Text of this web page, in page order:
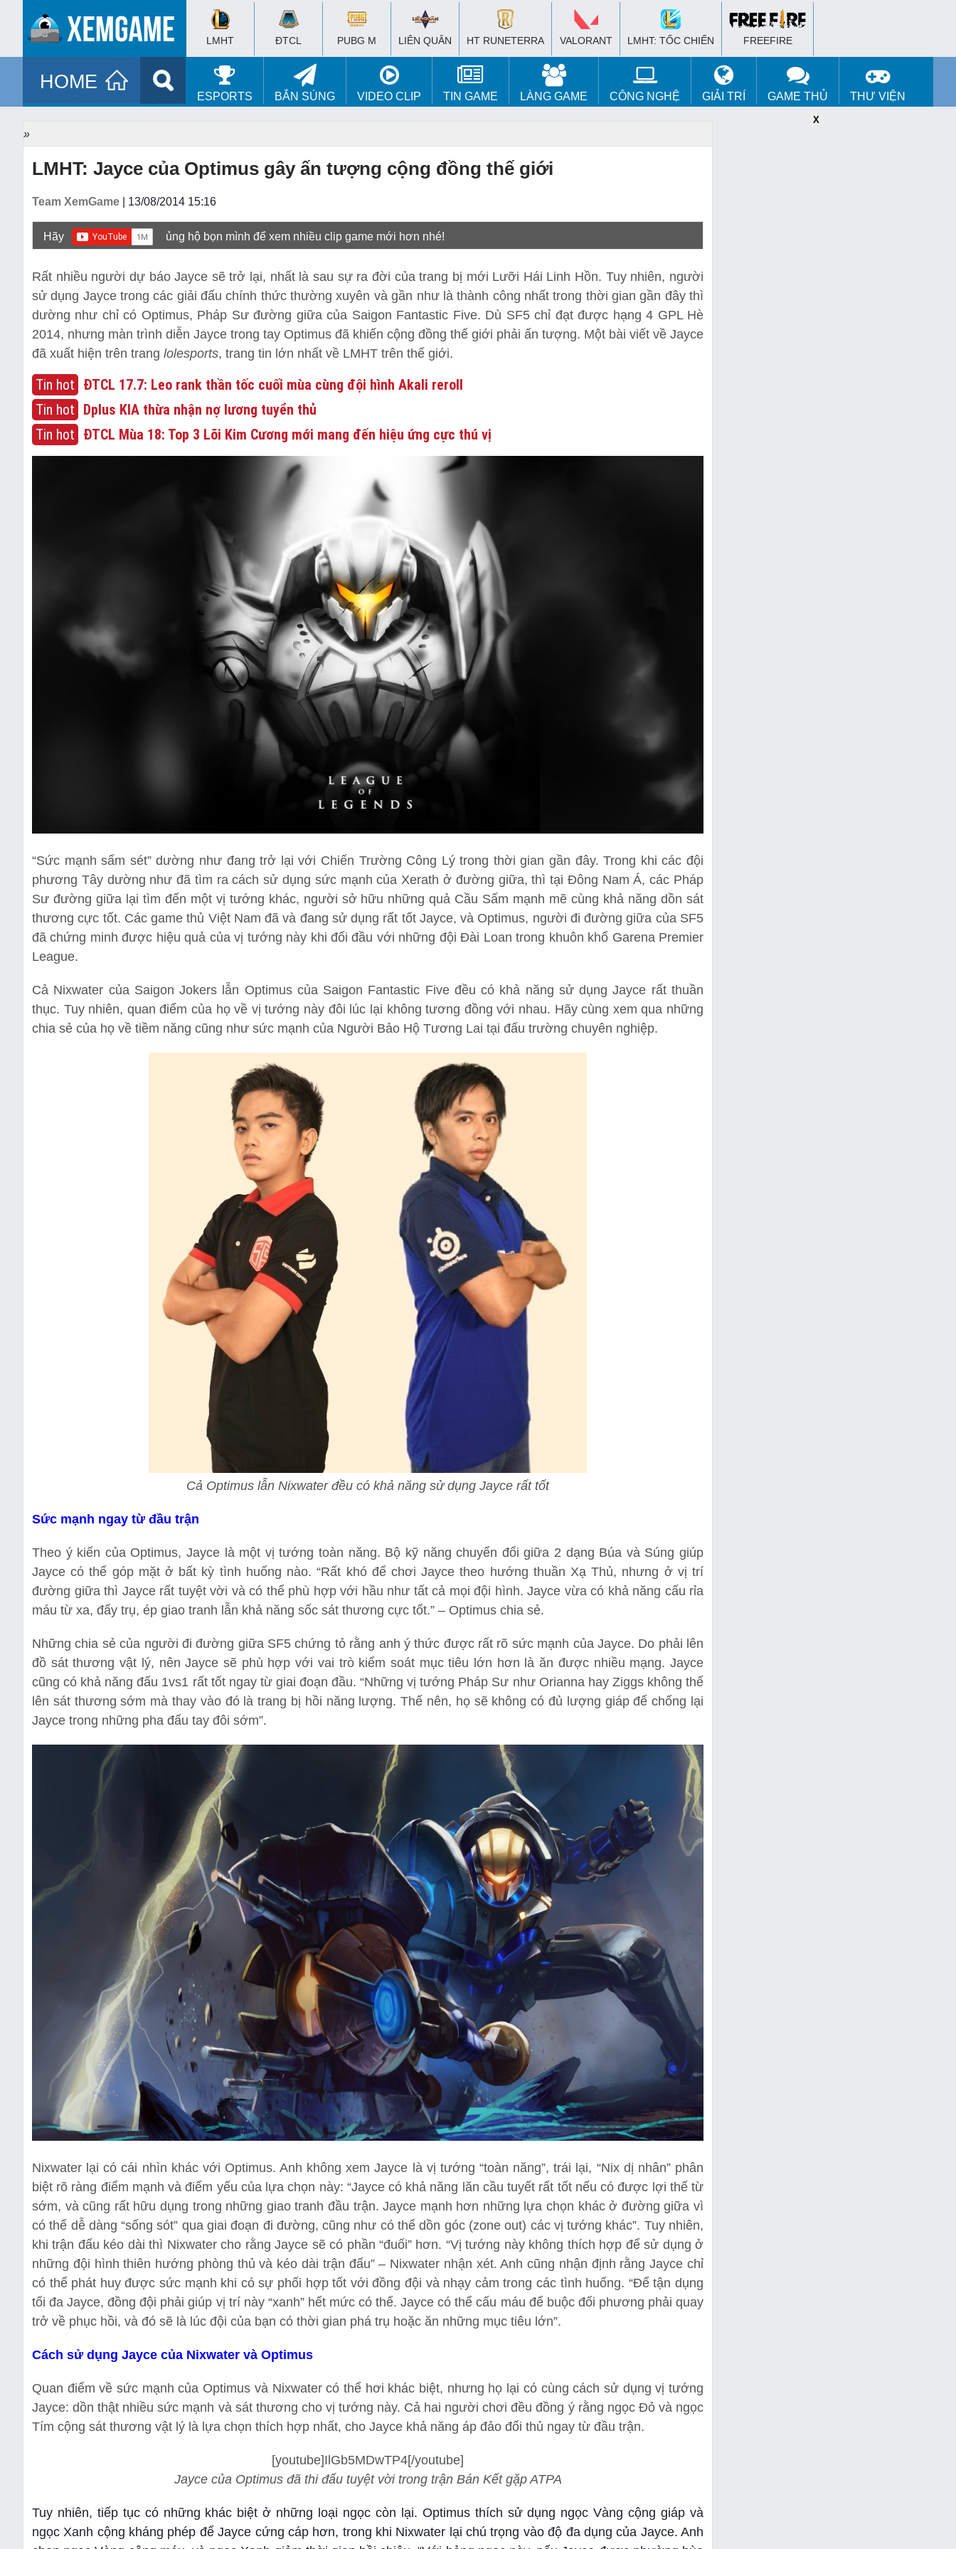
LMHT ĐTCL PUBG M LIÊN QUÂN HT RUNETERRA VALORANT LMHT: TỐC CHIẾN FREEFIRE
HOME
ESPORTS BẮN SÚNG VIDEO CLIP TIN GAME LÀNG GAME CÔNG NGHỆ GIẢI TRÍ GAME THỦ THƯ VIỆN
X
»
LMHT: Jayce của Optimus gây ấn tượng cộng đồng thế giới
Team XemGame | 13/08/2014 15:16
Hãy ủng hộ bọn mình để xem nhiều clip game mới hơn nhé!
Rất nhiều người dự báo Jayce sẽ trở lại, nhất là sau sự ra đời của trang bị mới Lưỡi Hái Linh Hồn. Tuy nhiên, người
sử dụng Jayce trong các giải đấu chính thức thường xuyên và gần như là thành công nhất trong thời gian gần đây thì
dường như chỉ có Optimus, Pháp Sư đường giữa của Saigon Fantastic Five. Dù SF5 chỉ đạt được hạng 4 GPL Hè
2014, nhưng màn trình diễn Jayce trong tay Optimus đã khiến cộng đồng thế giới phải ấn tượng. Một bài viết về Jayce
đã xuất hiện trên trang lolesports, trang tin lớn nhất về LMHT trên thế giới.
Tin hot ĐTCL 17.7: Leo rank thần tốc cuối mùa cùng đội hình Akali reroll
Tin hot Dplus KIA thừa nhận nợ lương tuyển thủ
Tin hot ĐTCL Mùa 18: Top 3 Lõi Kim Cương mới mang đến hiệu ứng cực thú vị
“Sức mạnh sấm sét” dường như đang trở lại với Chiến Trường Công Lý trong thời gian gần đây. Trong khi các đội
phương Tây dường như đã tìm ra cách sử dụng sức mạnh của Xerath ở đường giữa, thì tại Đông Nam Á, các Pháp
Sư đường giữa lại tìm đến một vị tướng khác, người sở hữu những quả Cầu Sấm mạnh mẽ cùng khả năng dồn sát
thương cực tốt. Các game thủ Việt Nam đã và đang sử dụng rất tốt Jayce, và Optimus, người đi đường giữa của SF5
đã chứng minh được hiệu quả của vị tướng này khi đối đầu với những đội Đài Loan trong khuôn khổ Garena Premier
League.
Cả Nixwater của Saigon Jokers lẫn Optimus của Saigon Fantastic Five đều có khả năng sử dụng Jayce rất thuần
thục. Tuy nhiên, quan điểm của họ về vị tướng này đôi lúc lại không tương đồng với nhau. Hãy cùng xem qua những
chia sẻ của họ về tiềm năng cũng như sức mạnh của Người Bảo Hộ Tương Lai tại đấu trường chuyên nghiệp.
Cả Optimus lẫn Nixwater đều có khả năng sử dụng Jayce rất tốt
Sức mạnh ngay từ đầu trận
Theo ý kiến của Optimus, Jayce là một vị tướng toàn năng. Bộ kỹ năng chuyển đổi giữa 2 dạng Búa và Súng giúp
Jayce có thể góp mặt ở bất kỳ tình huống nào. “Rất khó để chơi Jayce theo hướng thuần Xạ Thủ, nhưng ở vị trí
đường giữa thì Jayce rất tuyệt vời và có thể phù hợp với hầu như tất cả mọi đội hình. Jayce vừa có khả năng cấu rỉa
máu từ xa, đẩy trụ, ép giao tranh lẫn khả năng sốc sát thương cực tốt.” – Optimus chia sẻ.
Những chia sẻ của người đi đường giữa SF5 chứng tỏ rằng anh ý thức được rất rõ sức mạnh của Jayce. Do phải lên
đồ sát thương vật lý, nên Jayce sẽ phù hợp với vai trò kiểm soát mục tiêu lớn hơn là ăn được nhiều mạng. Jayce
cũng có khả năng đấu 1vs1 rất tốt ngay từ giai đoạn đầu. “Những vị tướng Pháp Sư như Orianna hay Ziggs không thể
lên sát thương sớm mà thay vào đó là trang bị hồi năng lượng. Thế nên, họ sẽ không có đủ lượng giáp để chống lại
Jayce trong những pha đấu tay đôi sớm”.
Nixwater lại có cái nhìn khác với Optimus. Anh không xem Jayce là vị tướng “toàn năng”, trái lại, “Nix dị nhân” phân
biệt rõ ràng điểm mạnh và điểm yếu của lựa chọn này: “Jayce có khả năng lăn cầu tuyết rất tốt nếu có được lợi thế từ
sớm, và cũng rất hữu dụng trong những giao tranh đầu trận. Jayce mạnh hơn những lựa chọn khác ở đường giữa vì
có thể dễ dàng “sống sót” qua giai đoạn đi đường, cũng như có thể dồn góc (zone out) các vị tướng khác”. Tuy nhiên,
khi trận đấu kéo dài thì Nixwater cho rằng Jayce sẽ có phần “đuối” hơn. “Vị tướng này không thích hợp để sử dụng ở
những đội hình thiên hướng phòng thủ và kéo dài trận đấu” – Nixwater nhận xét. Anh cũng nhận định rằng Jayce chỉ
có thể phát huy được sức mạnh khi có sự phối hợp tốt với đồng đội và nhạy cảm trong các tình huống. “Để tận dụng
tối đa Jayce, đồng đội phải giúp vị trí này “xanh” hết mức có thể. Jayce có thể cấu máu để buộc đối phương phải quay
trở về phục hồi, và đó sẽ là lúc đội của bạn có thời gian phá trụ hoặc ăn những mục tiêu lớn”.
Cách sử dụng Jayce của Nixwater và Optimus
Quan điểm về sức mạnh của Optimus và Nixwater có thể hơi khác biệt, nhưng họ lại có cùng cách sử dụng vị tướng
Jayce: dồn thật nhiều sức mạnh và sát thương cho vị tướng này. Cả hai người chơi đều đồng ý rằng ngọc Đỏ và ngọc
Tím cộng sát thương vật lý là lựa chọn thích hợp nhất, cho Jayce khả năng áp đảo đối thủ ngay từ đầu trận.
[youtube]IlGb5MDwTP4[/youtube]
Jayce của Optimus đã thi đấu tuyệt vời trong trận Bán Kết gặp ATPA
Tuy nhiên, tiếp tục có những khác biệt ở những loại ngọc còn lại. Optimus thích sử dụng ngọc Vàng cộng giáp và
ngọc Xanh cộng kháng phép để Jayce cứng cáp hơn, trong khi Nixwater lại chú trọng vào độ đa dụng của Jayce. Anh